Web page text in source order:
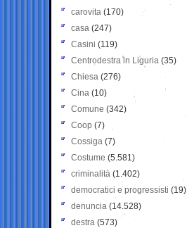
carovita (170)
casa (247)
Casini (119)
Centrodestra in Liguria (35)
Chiesa (276)
Cina (10)
Comune (342)
Coop (7)
Cossiga (7)
Costume (5.581)
criminalità (1.402)
democratici e progressisti (19)
denuncia (14.528)
destra (573)